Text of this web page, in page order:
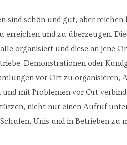
sind schön und gut, aber reichen
erreichen und zu überzeugen.
organisiert und diese an jene
Demonstrationen oder
vor Ort zu organisieren,
mit Problemen vor Ort
nicht nur einen Aufruf
Unis und in Betrieben zu